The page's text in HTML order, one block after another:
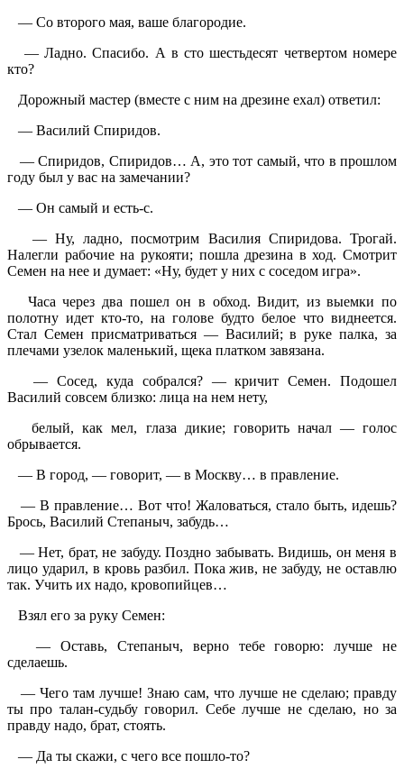
— Со второго мая, ваше благородие.
— Ладно. Спасибо. А в сто шестьдесят четвертом номере
кто?
Дорожный мастер (вместе с ним на дрезине ехал) ответил:
— Василий Спиридов.
— Спиридов, Спиридов… А, это тот самый, что в прошлом
году был у вас на замечании?
— Он самый и есть-с.
— Ну, ладно, посмотрим Василия Спиридова. Трогай.
Налегли рабочие на рукояти; пошла дрезина в ход. Смотрит
Семен на нее и думает: «Ну, будет у них с соседом игра».
Часа через два пошел он в обход. Видит, из выемки по
полотну идет кто-то, на голове будто белое что виднеется.
Стал Семен присматриваться — Василий; в руке палка, за
плечами узелок маленький, щека платком завязана.
— Сосед, куда собрался? — кричит Семен. Подошел
Василий совсем близко: лица на нем нету,
белый, как мел, глаза дикие; говорить начал — голос
обрывается.
— В город, — говорит, — в Москву… в правление.
— В правление… Вот что! Жаловаться, стало быть, идешь?
Брось, Василий Степаныч, забудь…
— Нет, брат, не забуду. Поздно забывать. Видишь, он меня в
лицо ударил, в кровь разбил. Пока жив, не забуду, не оставлю
так. Учить их надо, кровопийцев…
Взял его за руку Семен:
— Оставь, Степаныч, верно тебе говорю: лучше не
сделаешь.
— Чего там лучше! Знаю сам, что лучше не сделаю; правду
ты про талан-судьбу говорил. Себе лучше не сделаю, но за
правду надо, брат, стоять.
— Да ты скажи, с чего все пошло-то?